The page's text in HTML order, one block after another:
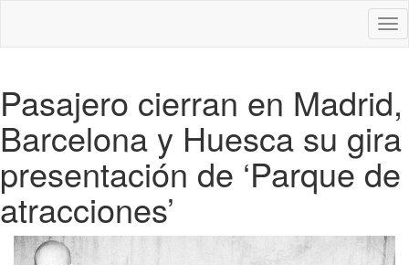
Pasajero cierran en Madrid,
Barcelona y Huesca su gira
presentación de ‘Parque de
atracciones’